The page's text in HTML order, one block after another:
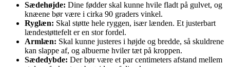
Sædehøjde: Dine fødder skal kunne hvile fladt på gulvet, og
knæene bør være i cirka 90 graders vinkel.
Ryglæn: Skal støtte hele ryggen, især lænden. Et justerbart
lændestøttefelt er en stor fordel.
Armlæn: Skal kunne justeres i højde og bredde, så skuldrene
kan slappe af, og albuerne hviler tæt på kroppen.
Sædedybde: Der bør være et par centimeters afstand mellem